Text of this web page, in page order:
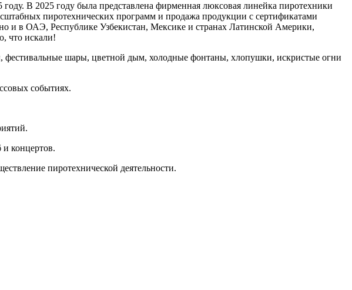
В 2025 году была представлена фирменная люксовая линейка пиротехники
пиротехнических программ и продажа продукции с сертификатами
и в ОАЭ, Республике Узбекистан, Мексике и странах Латинской Америки,
что искали!
фестивальные шары, цветной дым, холодные фонтаны, хлопушки, искристые огни
событиях.
и концертов.
пиротехнической деятельности.